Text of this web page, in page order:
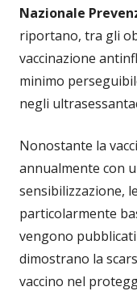
Nazionale
riportano, tra gli
vaccinazione
minimo
negli
Nonostante la
annualmente con
sensibilizzazione,
particolarmente
vengono pubblicati
dimostrano la
vaccino nel